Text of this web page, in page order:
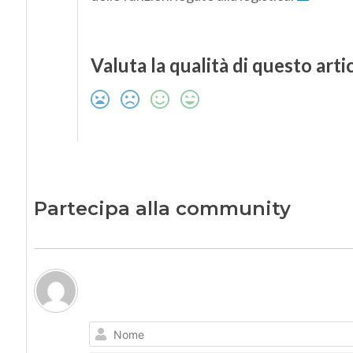
Valuta la qualità di questo
Partecipa alla community